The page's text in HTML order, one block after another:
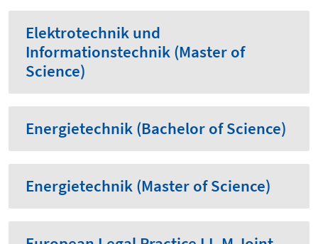
Elektrotechnik und
Informationstechnik (Master of
Science)
Energietechnik (Bachelor of Science)
Energietechnik (Master of Science)